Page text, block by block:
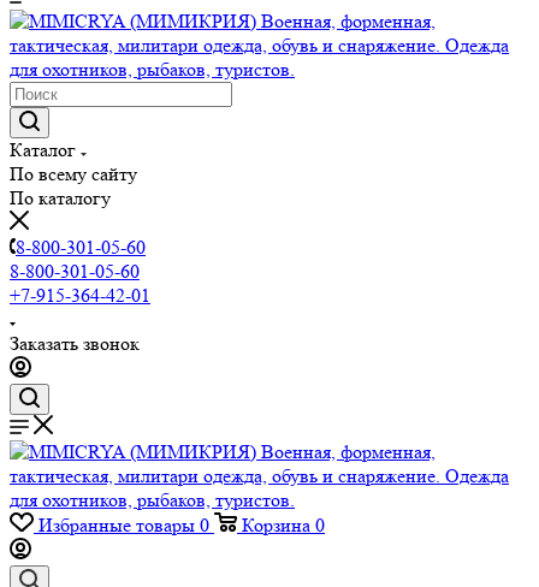
Каталог
По всему сайту
По каталогу
8-800-301-05-60
8-800-301-05-60
+7-915-364-42-01
Заказать звонок
Избранные товары 0 Корзина 0